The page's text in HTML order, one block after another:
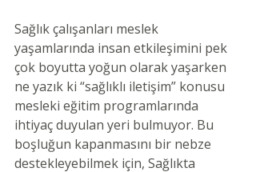
Sağlık çalışanları meslek
yaşamlarında insan etkileşimini pek
çok boyutta yoğun olarak yaşarken
ne yazık ki “sağlıklı iletişim” konusu
mesleki eğitim programlarında
ihtiyaç duyulan yeri bulmuyor. Bu
boşluğun kapanmasını bir nebze
destekleyebilmek için, Sağlıkta